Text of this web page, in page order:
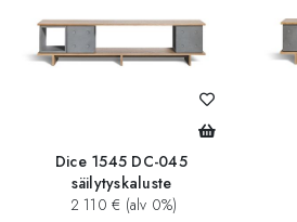
Dice 1545 DC-045
säilytyskaluste
2 110 € (alv 0%)